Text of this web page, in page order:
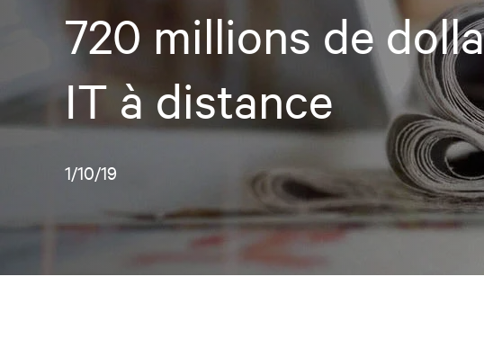
720 millions de
IT à distance
1/10/19